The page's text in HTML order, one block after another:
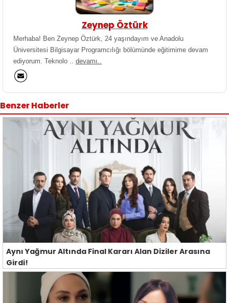
Zeynep Öztürk
Merhaba! Ben Zeynep Öztürk, 24 yaşındayım ve Anadolu
Üniversitesi Bilgisayar Programcılığı bölümünde eğitimime devam
ediyorum. Teknolo .. devamı..
Benzer Haberler
Aynı Yağmur Altında Final Kararı Alan Diziler Arasına
Girdi!